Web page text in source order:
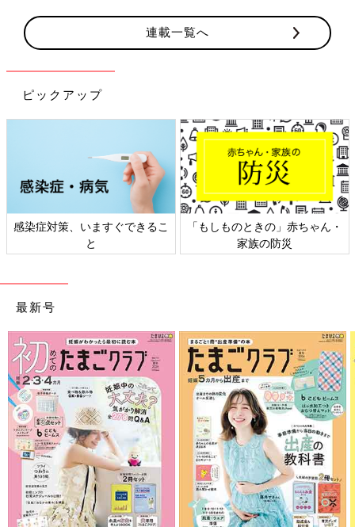
連載一覧へ
ピックアップ
感染症対策、いますぐできるこ
と
「もしものときの」赤ちゃん・
家族の防災
最新号